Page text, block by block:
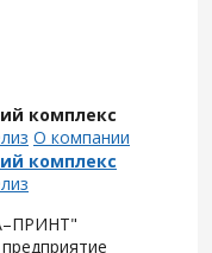
комплекс
О компании
комплекс